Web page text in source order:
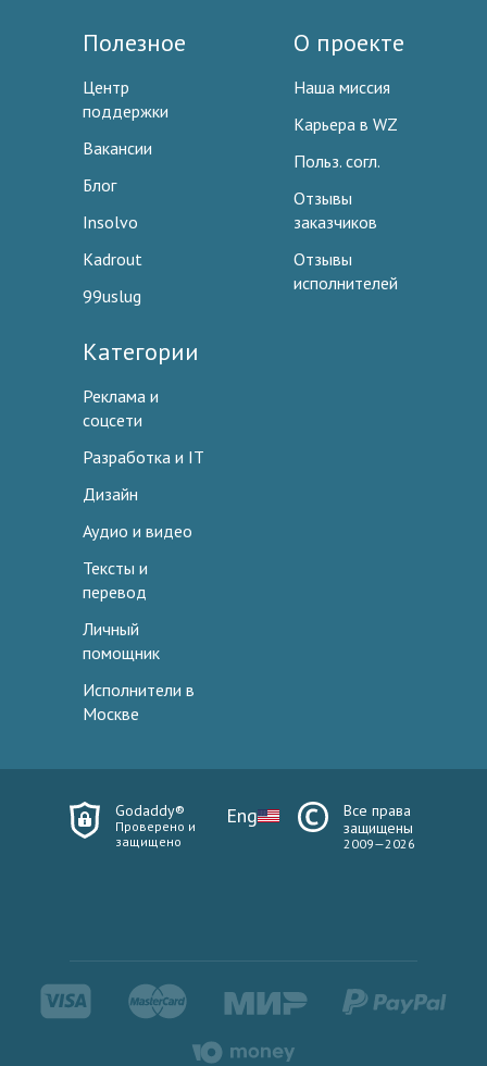
Полезное
Центр
поддержки
Вакансии
Блог
Insolvo
Kadrout
99uslug
О проекте
Наша миссия
Карьера в WZ
Польз. согл.
Отзывы
заказчиков
Отзывы
исполнителей
Категории
Реклама и
соцсети
Разработка и IT
Дизайн
Аудио и видео
Тексты и
перевод
Личный
помощник
Исполнители в
Москве
Godaddy®
Проверено и
защищено
Eng
Все права
защищены
2009—2026